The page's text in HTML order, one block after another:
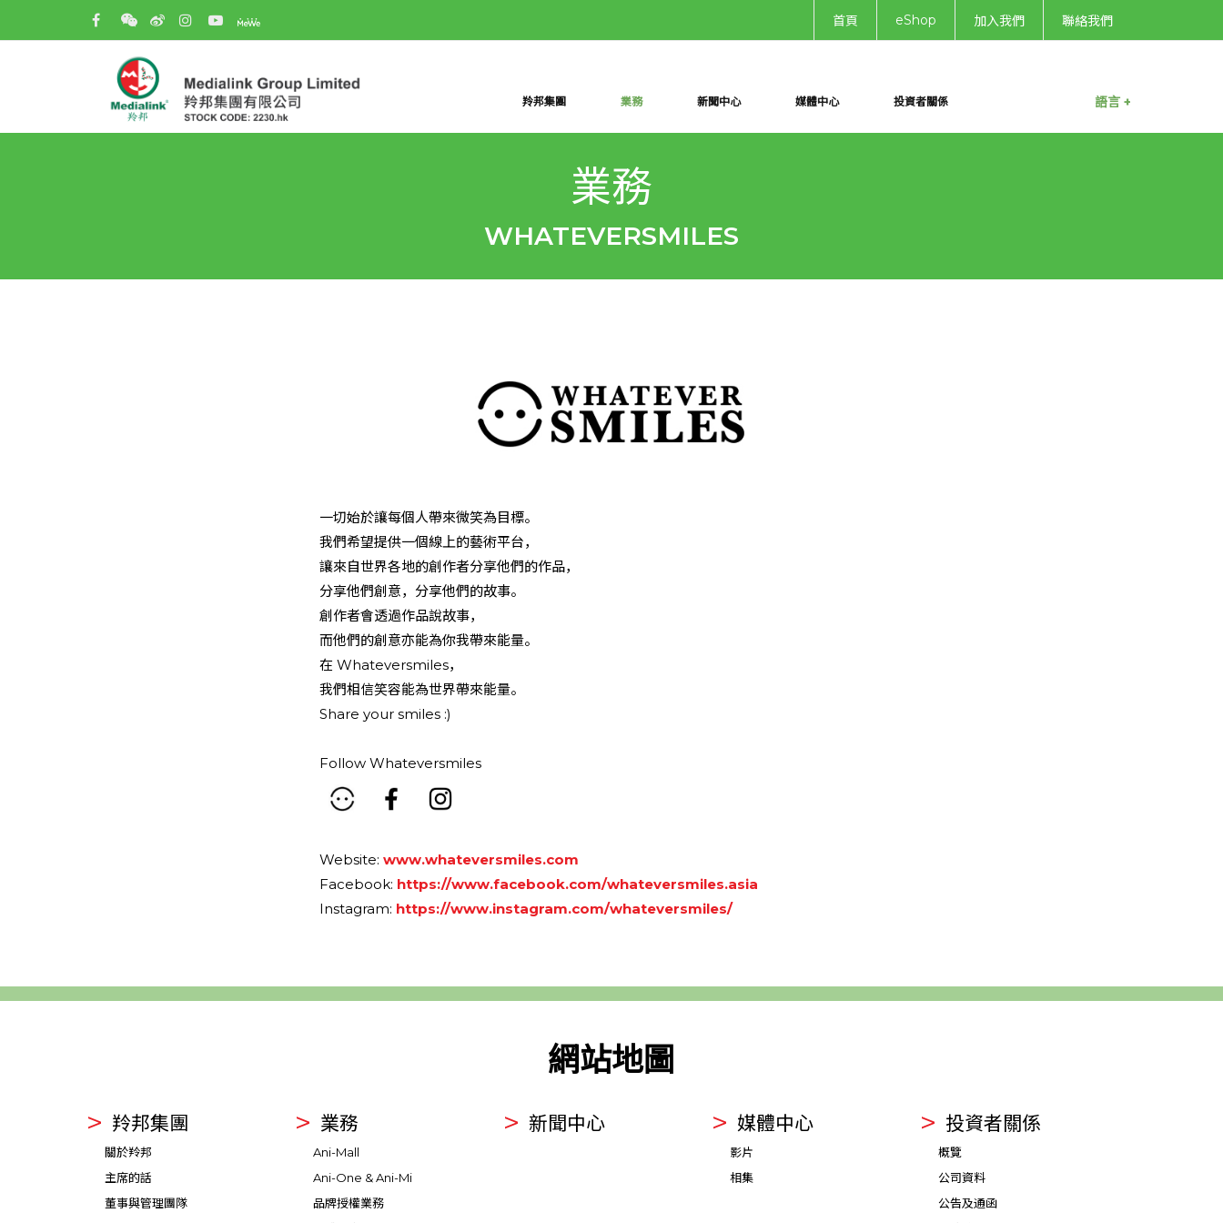
首頁 eShop 加入我們 聯絡我們
羚邦集團 業務 新聞中心 媒體中心 投資者關係 語言 +
業務
WHATEVERSMILES
一切始於讓每個人帶來微笑為目標。
我們希望提供一個線上的藝術平台，
讓來自世界各地的創作者分享他們的作品，
分享他們創意，分享他們的故事。
創作者會透過作品說故事，
而他們的創意亦能為你我帶來能量。
在 Whateversmiles，
我們相信笑容能為世界帶來能量。
Share your smiles :)
Follow Whateversmiles
Website: www.whateversmiles.com
Facebook: https://www.facebook.com/whateversmiles.asia
Instagram: https://www.instagram.com/whateversmiles/
網站地圖
羚邦集團
關於羚邦
主席的話
董事與管理團隊
業務
Ani-Mall
Ani-One & Ani-Mi
品牌授權業務
新聞中心 媒體中心
影片
相集
投資者關係
概覽
公司資料
公告及通函